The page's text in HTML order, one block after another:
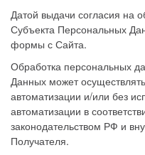
Датой выдачи согласия на
Субъекта Персональных
формы с Сайта.
Обработка персональных
Данных может
автоматизации и/или без
автоматизации в
законодательством РФ и
Получателя.